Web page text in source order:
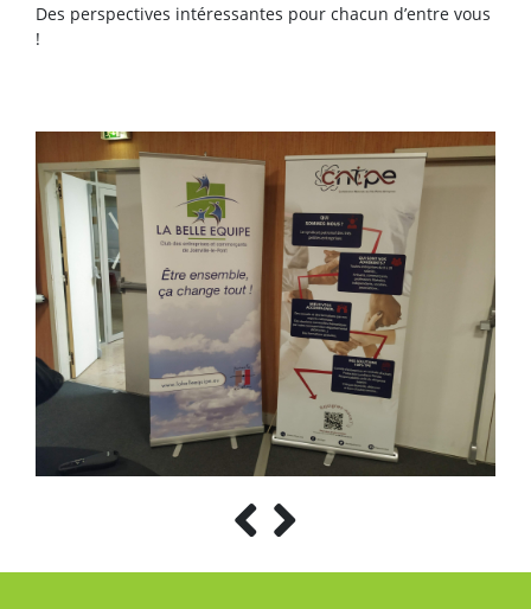
Des perspectives intéressantes pour chacun d’entre vous
!